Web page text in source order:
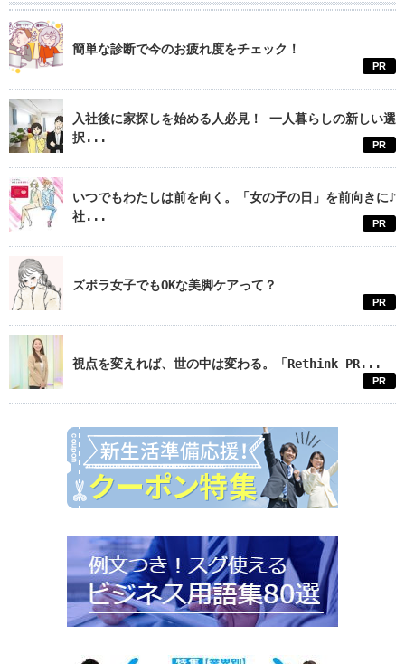
簡単な診断で今のお疲れ度をチェック！
PR
入社後に家探しを始める人必見！ 一人暮らしの新しい選
択...
PR
いつでもわたしは前を向く。「女の子の日」を前向きに♪
社...
PR
ズボラ女子でもOKな美脚ケアって？
PR
視点を変えれば、世の中は変わる。「Rethink PR...
PR